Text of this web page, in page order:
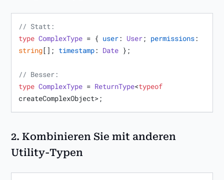
// Statt:
type ComplexType = { user: User; permissions
string[]; timestamp: Date };
// Besser:
type ComplexType = ReturnType<typeof
createComplexObject>;
2. Kombinieren Sie mit anderen
Utility-Typen